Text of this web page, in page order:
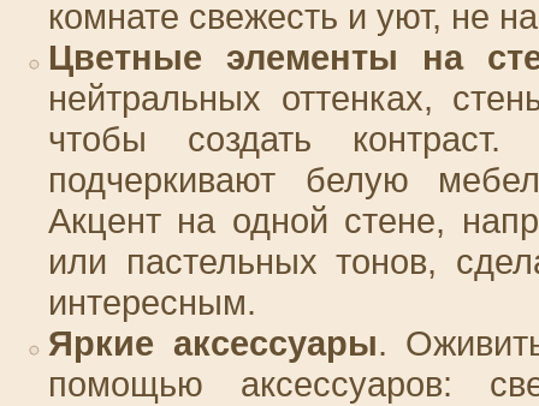
комнате свежесть и уют, не
Цветные элементы на
нейтральных оттенках,
чтобы создать
подчеркивают белую
Акцент на одной стене,
или пастельных тонов,
интересным.
Яркие аксессуары.
помощью аксессуаров: